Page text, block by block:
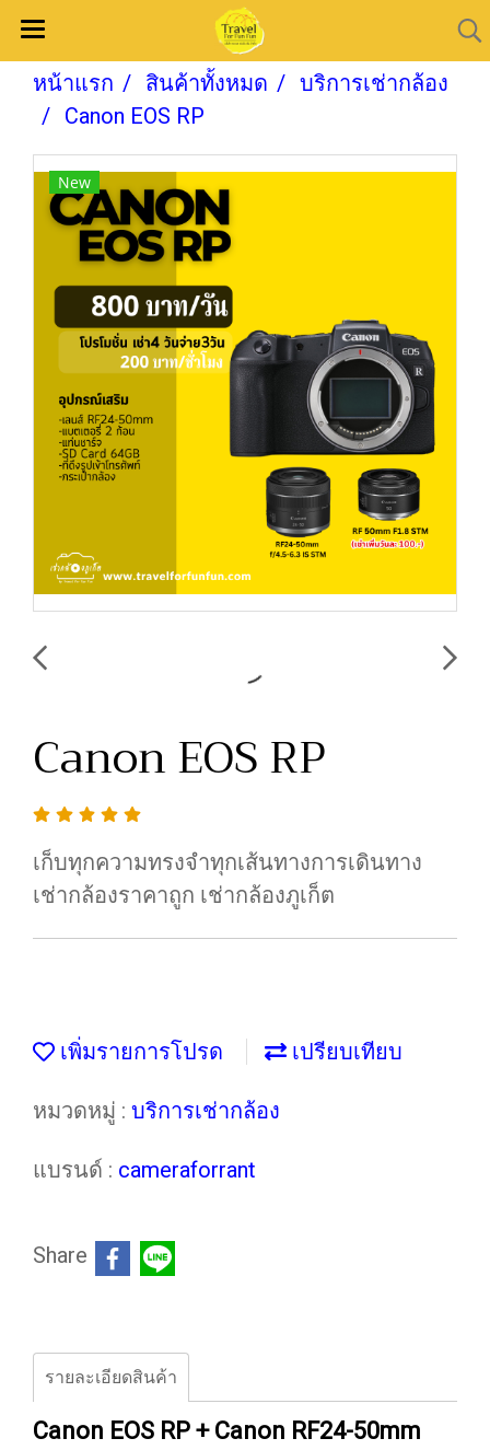
หน้าแรก สินค้าทั้งหมด
บริการเช่ากล้อง
Canon EOS RP
New
Canon EOS RP
เก็บทุกความทรงจำทุกเส้นทางการเดินทาง
เช่ากล้องราคาถูก เช่ากล้องภูเก็ต
เพิ่มรายการโปรด เปรียบเทียบ
หมวดหมู่ : บริการเช่ากล้อง
แบรนด์ : cameraforrant
Share
รายละเอียดสินค้า
Canon EOS RP + Canon RF24-50mm